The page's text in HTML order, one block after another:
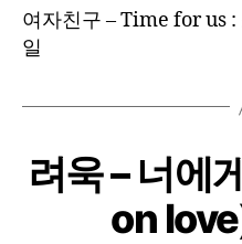
여자친구 – Time for us
일
려욱 – 너에
on